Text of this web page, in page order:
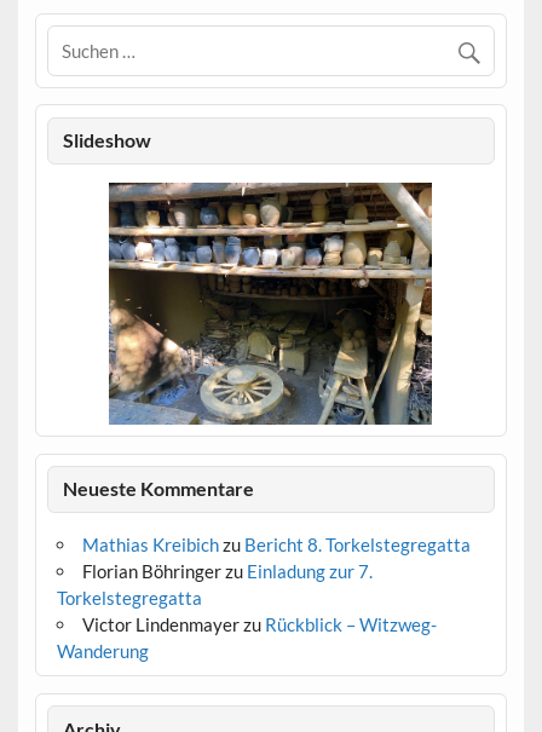
Slideshow
IMG_2388
IMG_2383
IMG_2386
IMG_2387
IMG_2382
IMG_2379
IMG_2378
IMG_2376
IMG_2374
IMG_2373
IMG_2372
IMG_2371
IMG_2369
IMG_2368
Neueste Kommentare
Mathias Kreibichzu Bericht 8. Torkelstegregatta
Florian Böhringerzu Einladung zur 7.
Torkelstegregatta
Victor Lindenmayerzu Rückblick – Witzweg-
Wanderung